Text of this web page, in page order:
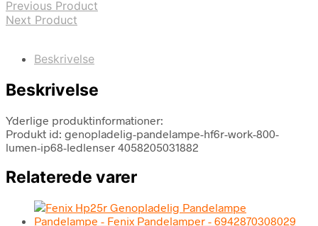
Previous Product
Next Product
Beskrivelse
Beskrivelse
Yderlige produktinformationer:
Produkt id: genopladelig-pandelampe-hf6r-work-800-
lumen-ip68-ledlenser 4058205031882
Relaterede varer